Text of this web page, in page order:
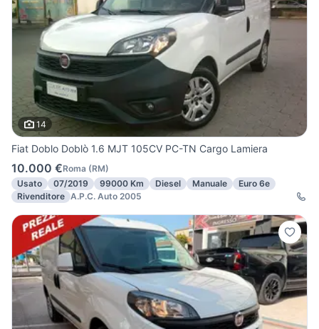
14
Fiat Doblo Doblò 1.6 MJT 105CV PC-TN Cargo Lamiera
10.000 €Roma (RM)
Usato
07/2019 99000 Km Diesel Manuale
Euro 6e
Rivenditore A.P.C. Auto 2005